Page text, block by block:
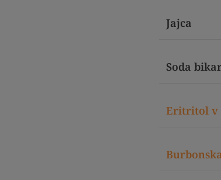
Jajca
Soda
Eritritol v